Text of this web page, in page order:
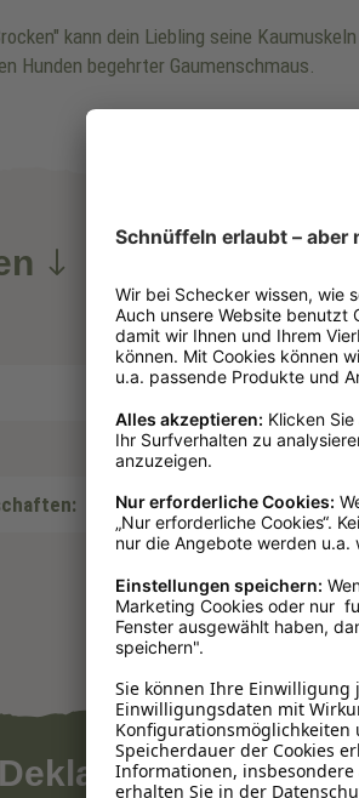
kann dein Liebling seine
Hunden begehrter Gaumenschmaus.